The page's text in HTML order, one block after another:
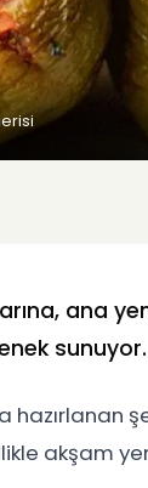
ana
sunuyor.
akşam